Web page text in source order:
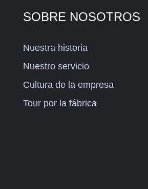
SOBRE NOSOTROS
Nuestra historia
Nuestro servicio
Cultura de la empresa
Tour por la fábrica